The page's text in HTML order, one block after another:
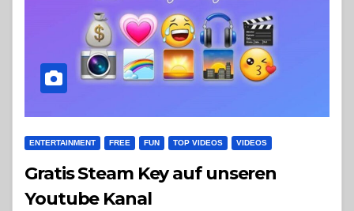
ENTERTAINMENT FREE FUN TOP VIDEOS VIDEOS
Gratis Steam Key auf unseren
Youtube Kanal